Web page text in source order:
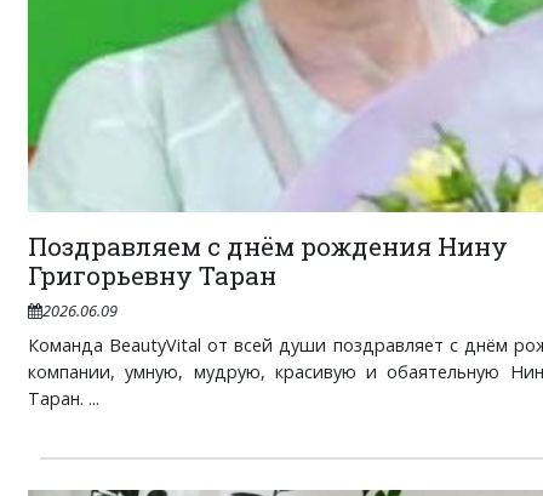
Поздравляем с днём рождения Нину
Григорьевну Таран
2026.06.09
Команда BeautyVital от всей души поздравляет с днём
компании, умную, мудрую, красивую и обаятельную
Таран. ...